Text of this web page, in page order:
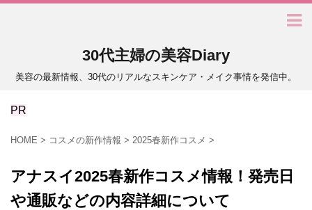
30代主婦の美容Diary
美容の最新情報、30代のリアルなスキンケア・メイク事情を発信中。
PR
HOME > コスメの新作情報 > 2025春新作コスメ >
アナスイ2025春新作コスメ情報！発売日
や通販などの内容詳細について